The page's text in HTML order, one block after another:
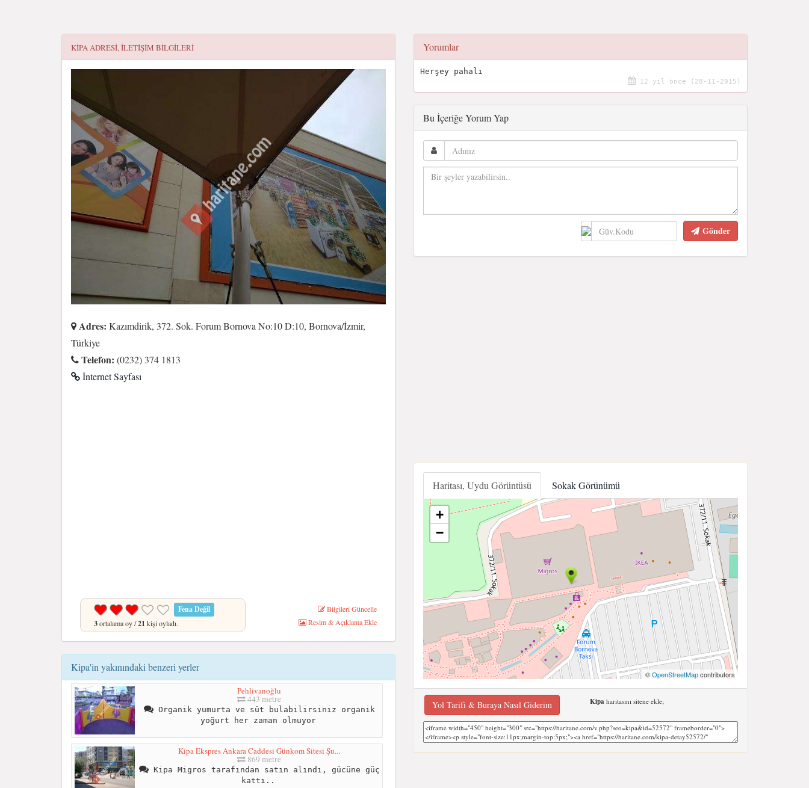
KIPAADRESI, ILETIŞIM BILGILERI
Adres: Kazımdirik, 372. Sok. Forum Bornova No:10 D:10, Bornova/İzmir,
Türkiye
Telefon: (0232) 374 1813
İnternet Sayfası
Fena Değil
3ortalama oy /21 kişi oyladı.
Bilgileri Güncelle
Resim & Açıklama Ekle
Kipa'in yakınındaki benzeri yerler
Pehlivanoğlu
443 metre
Organik yumurta ve süt bulabilirsiniz organik
yoğurt her zaman olmuyor
Kipa Ekspres Ankara Caddesi Günkom Sitesi Şu...
869 metre
Kipa Migros tarafından satın alındı, gücüne güç
kattı..
Yorumlar
Herşey pahalı
12 yıl önce (28-11-2015)
Bu İçeriğe Yorum Yap
Gönder
Haritası, Uydu Görüntüsü Sokak Görünümü
+
−
©OpenStreetMapcontributors
Yol Tarifi & Buraya Nasıl Giderim Kipa haritasını sitene ekle;